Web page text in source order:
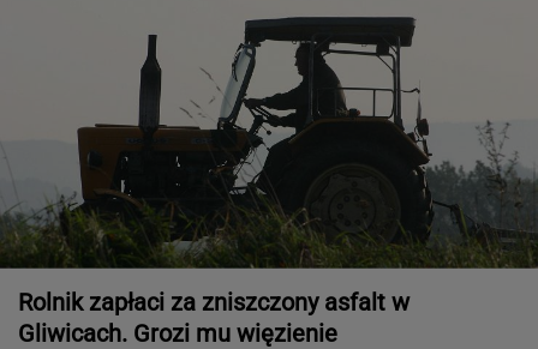
Rolnik zapłaci za zniszczony asfalt w
Gliwicach. Grozi mu więzienie